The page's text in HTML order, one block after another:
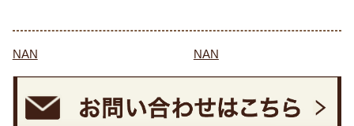
NAN NAN